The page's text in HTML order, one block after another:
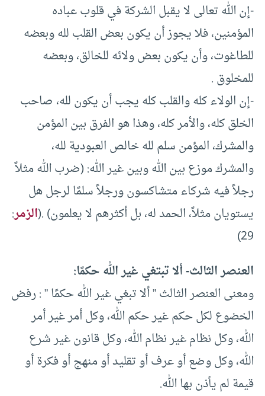
-إن الله تعالى لا يقبل الشركة في قلوب عباده
المؤمنين، فلا يجوز أن يكون بعض القلب لله وبعضه
للطاغوت، وأن يكون بعض ولائه للخالق، وبعضه
للمخلوق .
-إن الولاء كله والقلب كله يجب أن يكون لله، صاحب
الخلق كله، والأمر كله، وهذا هو الفرق بين المؤمن
والمشرك، المؤمن سلم لله خالص العبودية لله،
والمشرك موزع بين الله وبين غير الله: (ضرب الله مثلاً
رجلاً فيه شركاء متشاكسون ورجلاً سلمًا لرجل هل
يستويان مثلاً، الحمد له، بل أكثرهم لا يعلمون) .(الزمر:
29)
العنصر الثالث- ألا تبتغي غير الله حكمًا:
ومعنى العنصر الثالث ” ألا تبغي غير الله حكمًا ” : رفض
الخضوع لكل حكم غير حكم الله، وكل أمر غير أمر
الله، وكل نظام غير نظام الله، وكل قانون غير شرع
الله، وكل وضع أو عرف أو تقليد أو منهج أو فكرة أو
قيمة لم يأذن بها الله.